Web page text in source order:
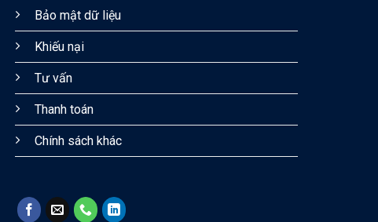
Bảo mật dữ liệu
Khiếu nại
Tư vấn
Thanh toán
Chính sách khác